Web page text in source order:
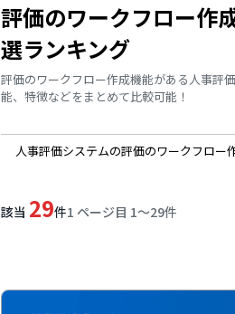
評価のワークフロー作
選ランキング
評価のワークフロー作成機能がある人事評
能、特徴などをまとめて比較可能！
人事評価システムの評価のワークフロー
該当 29件1 ページ目 1〜29件